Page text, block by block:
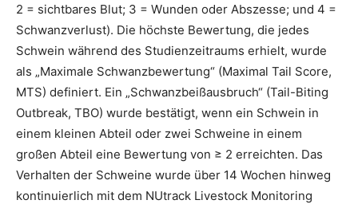
2 = sichtbares Blut; 3 = Wunden oder Abszesse; und 4 =
Schwanzverlust). Die höchste Bewertung, die jedes
Schwein während des Studienzeitraums erhielt, wurde
als „Maximale Schwanzbewertung“ (Maximal Tail Score,
MTS) definiert. Ein „Schwanzbeißausbruch“ (Tail-Biting
Outbreak, TBO) wurde bestätigt, wenn ein Schwein in
einem kleinen Abteil oder zwei Schweine in einem
großen Abteil eine Bewertung von ≥ 2 erreichten. Das
Verhalten der Schweine wurde über 14 Wochen hinweg
kontinuierlich mit dem NUtrack Livestock Monitoring